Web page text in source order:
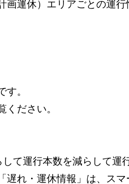
画運休）エリアごとの運
。
ください。
て運行本数を減らして運
遅れ・運休情報」は、ス